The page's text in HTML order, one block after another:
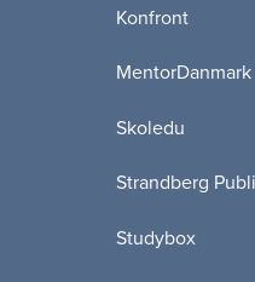
Konfront
MentorDanmark
Skoledu
Strandberg
Studybox